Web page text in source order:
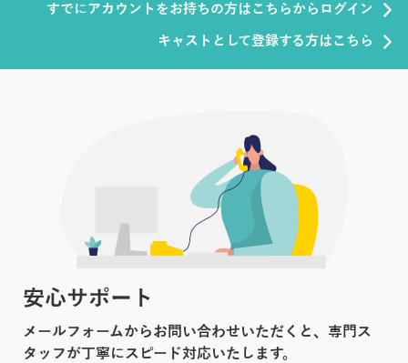
すでにアカウントをお持ちの方はこちらからログイン
キャストとして登録する方はこちら
安心サポート
メールフォームからお問い合わせいただくと、専門ス
タッフが丁寧にスピード対応いたします。